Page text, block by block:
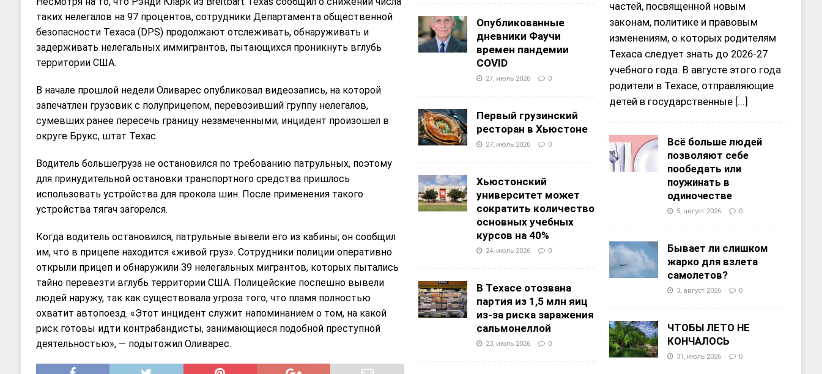
таких нелегалов на 97 процентов, сотрудники Департамента общественной
безопасности Техаса (DPS) продолжают отслеживать, обнаруживать и
задерживать нелегальных иммигрантов, пытающихся проникнуть вглубь
территории США.
В начале прошлой недели Оливарес опубликовал видеозапись, на которой
запечатлен грузовик с полуприцепом, перевозивший группу нелегалов,
сумевших ранее пересечь границу незамеченными; инцидент произошел в
округе Брукс, штат Техас.
Водитель большегруза не остановился по требованию патрульных, поэтому
для принудительной остановки транспортного средства пришлось
использовать устройства для прокола шин. После применения такого
устройства тягач загорелся.
Когда водитель остановился, патрульные вывели его из кабины; он сообщил
им, что в прицепе находится «живой груз». Сотрудники полиции оперативно
открыли прицеп и обнаружили 39 нелегальных мигрантов, которых пытались
тайно перевезти вглубь территории США. Полицейские поспешно вывели
людей наружу, так как существовала угроза того, что пламя полностью
охватит автопоезд. «Этот инцидент служит напоминанием о том, на какой
риск готовы идти контрабандисты, занимающиеся подобной преступной
деятельностью», — подытожил Оливарес.
Опубликованные
дневники Фаучи
времен пандемии
COVID
27, июль 2026 0
Первый грузинский
ресторан в Хьюстоне
27, июль 2026 0
Хьюстонский
университет может
сократить количество
основных учебных
курсов на 40%
24, июль 2026 0
В Техасе отозвана
партия из 1,5 млн яиц
из-за риска заражения
сальмонеллой
23, июль 2026 0
частей, посвященной новым
законам, политике и правовым
изменениям, о которых родителям
Техаса следует знать до 2026-27
учебного года. В августе этого года
родители в Техасе, отправляющие
детей в государственные [...]
Всё больше людей
позволяют себе
пообедать или
поужинать в
одиночестве
5, август 2026 0
Бывает ли слишком
жарко для взлета
самолетов?
3, август 2026 0
ЧТОБЫ ЛЕТО НЕ
КОНЧАЛОСЬ
31, июль 2026 0